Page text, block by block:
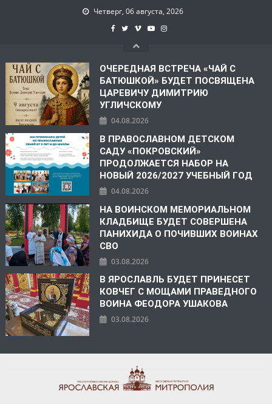
Четверг, 06 августа, 2026
ОЧЕРЕДНАЯ ВСТРЕЧА «ЧАЙ С
БАТЮШКОЙ» БУДЕТ ПОСВЯЩЕНА
ЦАРЕВИЧУ ДИМИТРИЮ
УГЛИЧСКОМУ
04.08.2026
В ПРАВОСЛАВНОМ ДЕТСКОМ
САДУ «ПОКРОВСКИЙ»
ПРОДОЛЖАЕТСЯ НАБОР НА
НОВЫЙ 2026/2027 УЧЕБНЫЙ ГОД
04.08.2026
НА ВОИНСКОМ МЕМОРИАЛЬНОМ
КЛАДБИЩЕ БУДЕТ СОВЕРШЕНА
ПАНИХИДА О ПОЧИВШИХ ВОИНАХ
СВО
03.08.2026
В ЯРОСЛАВЛЬ БУДЕТ ПРИНЕСЕТ
КОВЧЕГ С МОЩАМИ ПРАВЕДНОГО
ВОИНА ФЕОДОРА УШАКОВА
03.08.2026